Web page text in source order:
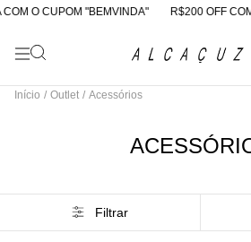
O CUPOM "BEMVINDA" R$200 OFF COM
Início / Outlet / Acessórios
Filtrar